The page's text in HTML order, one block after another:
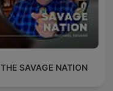
THE SAVAGE NATION